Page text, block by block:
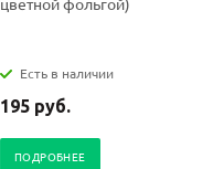
Есть в наличии
195 руб.
ПОДРОБНЕЕ